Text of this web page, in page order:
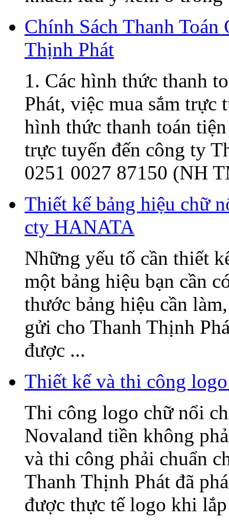
Chính Sách Thanh Toán
Thịnh Phát
1. Các hình thức thanh
Phát, việc mua sắm trực
hình thức thanh toán
trực tuyến đến công ty
0251 0027 87150 (NH
Thiết kế bảng hiệu chữ
cty HANATA
Những yếu tố cần thiết
một bảng hiệu bạn cần
thước bảng hiệu cần
gửi cho Thanh Thịnh
được ...
Thiết kế và thi công
Thi công logo chữ nổi
Novaland tiền không
và thi công phải chuẩn
Thanh Thịnh Phát đã
được thực tế logo khi